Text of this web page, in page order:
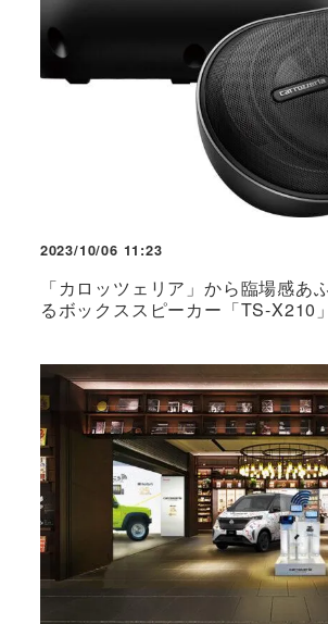
2023/10/06 11:23
「カロッツェリア」から臨場感あ
るボックススピーカー「TS-X210